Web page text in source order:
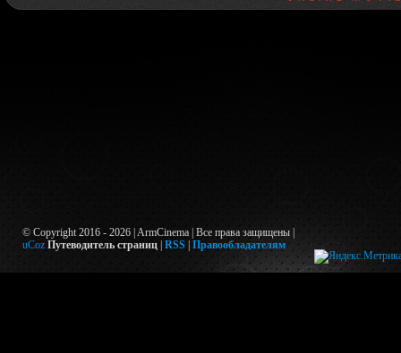
© Copyright 2016 - 2026 | ArmCinema | Все права защищены |
uCoz Путеводитель страниц RSS Правообладателям